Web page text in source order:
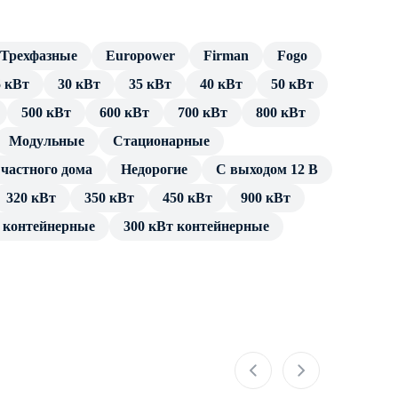
Трехфазные Europower Firman
Fogo
кВт 30 кВт 35 кВт 40 кВт
50 кВт
500 кВт 600 кВт 700 кВт
800 кВт
Модульные
Cтационарные
дома Недорогие
С выходом 12 В
320 кВт 350 кВт 450 кВт
900 кВт
300 кВт контейнерные